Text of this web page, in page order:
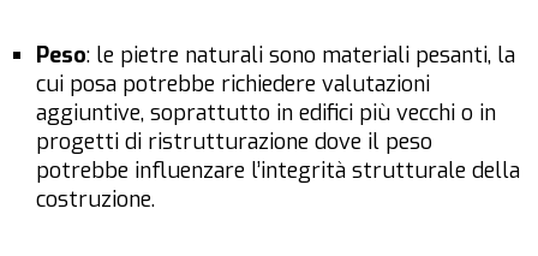
Peso: le pietre naturali sono materiali pesanti, la
cui posa potrebbe richiedere valutazioni
aggiuntive, soprattutto in edifici più vecchi o in
progetti di ristrutturazione dove il peso
potrebbe influenzare l’integrità strutturale della
costruzione.